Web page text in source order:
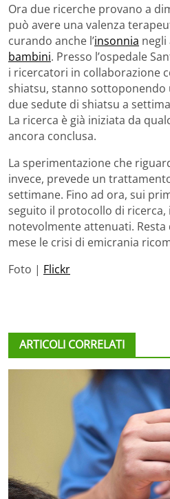
Ora due ricerche provano a
può avere una valenza
curando anche l’insonnia negli
bambini. Presso l’ospedale
i ricercatori in collaborazione
shiatsu, stanno sottoponendo
due sedute di shiatsu a
La ricerca è già iniziata da
ancora conclusa.
La sperimentazione che
invece, prevede un
settimane. Fino ad ora, sui
seguito il protocollo di ricerca,
notevolmente attenuati.
mese le crisi di emicrania
Foto | Flickr
ARTICOLI CORRELATI